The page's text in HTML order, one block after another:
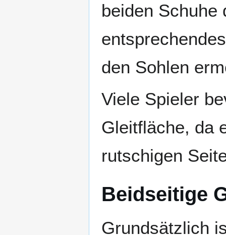
beiden Schuhe
den Sohlen
Viele Spieler
Gleitfläche, da
rutschigen
Beidseitige
Grundsätzlich